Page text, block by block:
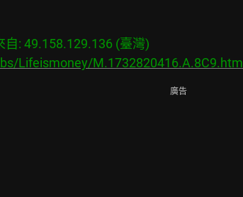
: 49.158.129.136 (臺灣)
Lifeismoney/M.1732820416.A.8C9.html
廣告